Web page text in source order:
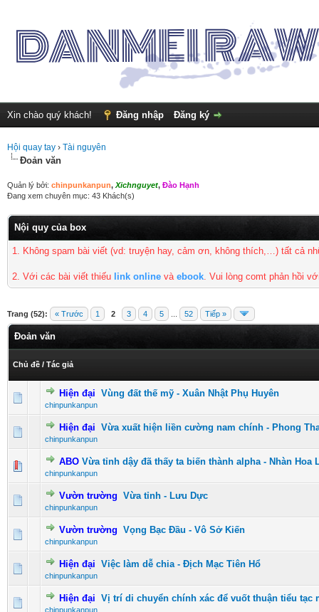
Xin chào quý khách! Đăng nhập Đăng ký
Hội quay tay › Tài nguyên
Đoản văn
Quản lý bởi: chinpunkanpun, Xichnguyet, Đào Hạnh
Đang xem chuyên mục: 43 Khách(s)
Nội quy của box
1. Không spam bài viết (vd: truyện hay, cảm ơn, không thích,…) tất cả
2. Với các bài viết thiếu link online và ebook. Vui lòng comt phản hồi
Trang (52): « Trước 1 2 3 4 5 52 Tiếp »
Đoản văn
Chủ đề / Tác giả
Hiện đại Vùng đất thế mỹ - Xuân Nhật Phụ Huyên
chinpunkanpun
0 Vote(s) - 0 vượt quá 5 sao
1234 5
Hiện đại Vừa xuất hiện liền cường nam chính - Phong
chinpunkanpun
0 Vote(s) - 0 vượt quá 5 sao
12 345
ABO Vừa tỉnh dậy đã thấy ta biến thành alpha - Nhàn Hoa
chinpunkanpun
0 Vote(s) - 0 vượt quá 5 sao
1234 5
Vườn trường Vừa tỉnh - Lưu Dực
chinpunkanpun
0 Vote(s) - 0 vượt quá 5 sao
12 3 45
Vườn trường Vọng Bạc Đầu - Vô Sở Kiến
chinpunkanpun
0 Vote(s) - 0 vượt quá 5 sao
123 45
Hiện đại Việc làm dễ chia - Địch Mạc Tiên Hổ
chinpunkanpun
0 Vote(s) - 0 vượt quá 5 sao
12345
Hiện đại Vị trí di chuyển chính xác để vuốt thuận tiểu tạc
chinpunkanpun
0 Vote(s) - 0 vượt quá 5 sao
12345